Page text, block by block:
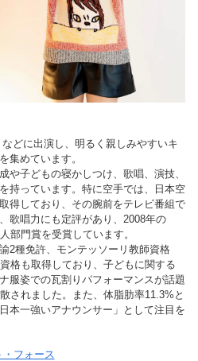
どに出演し、明るく親しみやすいキ
集めています。
や子どもの寝かしつけ、歌唱、演技、
持っています。特に空手では、日本空
得しており、その腕前をテレビ番組で
歌唱力にも定評があり、2008年の
部門賞を受賞しています。
2種免許、モンテッソーリ教師資格
格も取得しており、子どもに関する
服姿での瓦割りパフォーマンスが話題
されました。また、体脂肪率11.3%と
本一強いアナウンサー」として注目を
フォース